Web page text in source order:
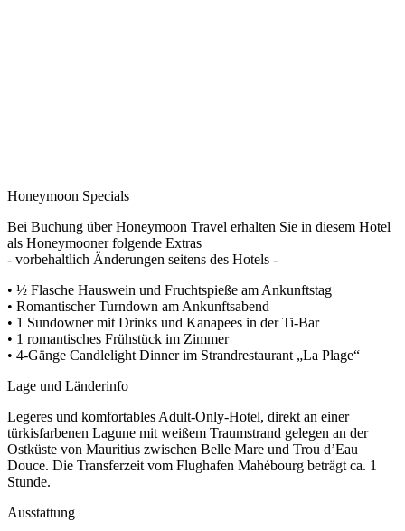
Honeymoon Specials
Bei Buchung über Honeymoon Travel erhalten Sie in diesem Hotel
als Honeymooner folgende Extras
- vorbehaltlich Änderungen seitens des Hotels -
• ½ Flasche Hauswein und Fruchtspieße am Ankunftstag
• Romantischer Turndown am Ankunftsabend
• 1 Sundowner mit Drinks und Kanapees in der Ti-Bar
• 1 romantisches Frühstück im Zimmer
• 4-Gänge Candlelight Dinner im Strandrestaurant „La Plage“
Lage und Länderinfo
Legeres und komfortables Adult-Only-Hotel, direkt an einer
türkisfarbenen Lagune mit weißem Traumstrand gelegen an der
Ostküste von Mauritius zwischen Belle Mare und Trou d’Eau
Douce. Die Transferzeit vom Flughafen Mahébourg beträgt ca. 1
Stunde.
Ausstattung